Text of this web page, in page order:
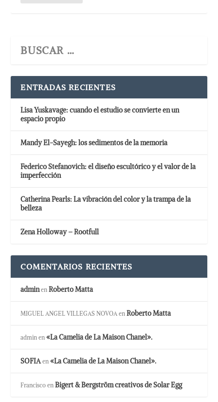
ENTRADAS RECIENTES
Lisa Yuskavage: cuando el estudio se convierte en un
espacio propio
Mandy El-Sayegh: los sedimentos de la memoria
Federico Stefanovich: el diseño escultórico y el valor de la
imperfección
Catherina Pearls: La vibración del color y la trampa de la
belleza
Zena Holloway – Rootfull
COMENTARIOS RECIENTES
adminenRoberto Matta
MIGUEL ANGEL VILLEGAS NOVOA enRoberto Matta
admin en«La Camelia de La Maison Chanel».
SOFIAen«La Camelia de La Maison Chanel».
Francisco enBigert & Bergström creativos de Solar Egg